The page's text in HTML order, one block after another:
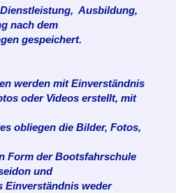
Ausbildung,
nach dem
gespeichert.
werden mit Einverständnis
oder Videos erstellt, mit
obliegen die Bilder, Fotos,
Form der Bootsfahrschule
und
Einverständnis weder